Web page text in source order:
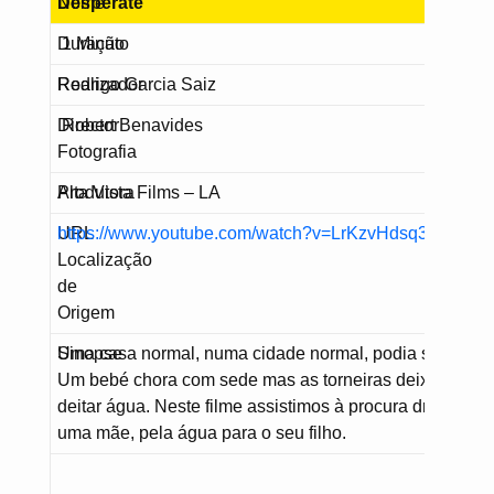
Duração
1 Minuto
Realizador
Rodrigo Garcia Saiz
Director
Fotografia
Robert Benavides
Produtora
Alta Vista Films – LA
URL
Localização
de
Origem
https://www.youtube.com/watch?v=LrKzvHdsq3I
Sinopse
Uma casa normal, numa cidade normal, podia ser a
Um bebé chora com sede mas as torneiras deixaram de
deitar água. Neste filme assistimos à procura dramática
uma mãe, pela água para o seu filho.